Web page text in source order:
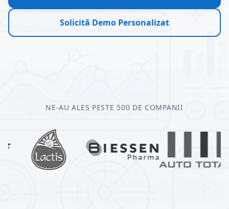
Solicită Demo Personalizat
NE-AU ALES PESTE 500 DE COMPANII